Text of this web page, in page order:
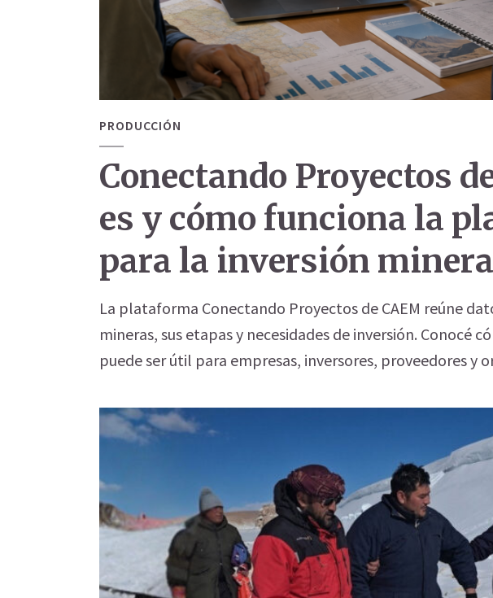
PRODUCCIÓN
Conectando Proyectos
es y cómo funciona la
para la inversión minera
La plataforma Conectando Proyectos de CAEM reúne
mineras, sus etapas y necesidades de inversión. Conocé
puede ser útil para empresas, inversores, proveedores y